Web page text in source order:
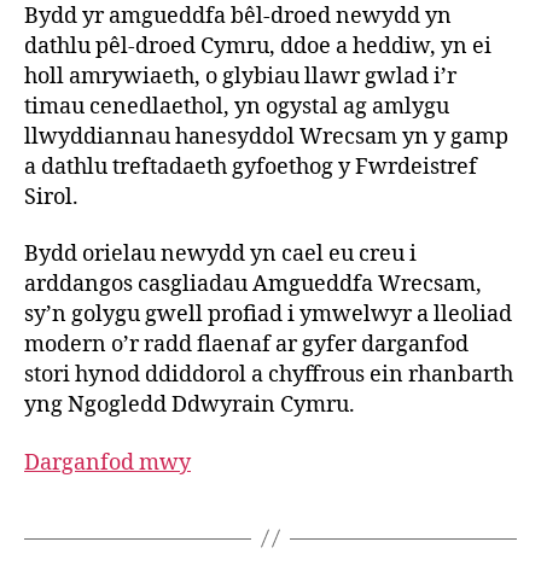
Bydd yr amgueddfa bêl-droed newydd yn
dathlu pêl-droed Cymru, ddoe a heddiw, yn ei
holl amrywiaeth, o glybiau llawr gwlad i’r
timau cenedlaethol, yn ogystal ag amlygu
llwyddiannau hanesyddol Wrecsam yn y gamp
a dathlu treftadaeth gyfoethog y Fwrdeistref
Sirol.
Bydd orielau newydd yn cael eu creu i
arddangos casgliadau Amgueddfa Wrecsam,
sy’n golygu gwell profiad i ymwelwyr a lleoliad
modern o’r radd flaenaf ar gyfer darganfod
stori hynod ddiddorol a chyffrous ein rhanbarth
yng Ngogledd Ddwyrain Cymru.
Darganfod mwy